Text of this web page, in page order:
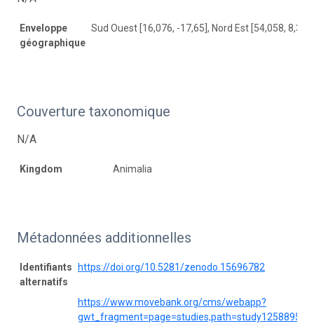
Enveloppe
géographique
Sud Ouest [16,076, -17,65], Nord Est [54,058,
Couverture taxonomique
N/A
Kingdom Animalia
Métadonnées additionnelles
Identifiants
alternatifs
https://doi.org/10.5281/zenodo.15696782
https://www.movebank.org/cms/webapp?